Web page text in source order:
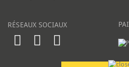
RÉSEAUX SOCIAUX